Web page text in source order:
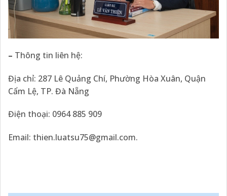
– Thông tin liên hệ:
Địa chỉ: 287 Lê Quảng Chí, Phường Hòa Xuân, Quận
Cẩm Lệ, TP. Đà Nẵng
Điện thoại: 0964 885 909
Email: thien.luatsu75@gmail.com.